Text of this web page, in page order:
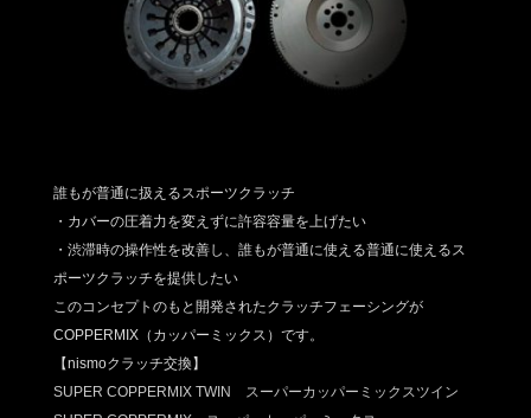
誰もが普通に扱えるスポーツクラッチ
・カバーの圧着力を変えずに許容容量を上げたい
・渋滞時の操作性を改善し、誰もが普通に使える普通に使えるス
ポーツクラッチを提供したい
このコンセプトのもと開発されたクラッチフェーシングが
COPPERMIX（カッパーミックス）です。
【nismoクラッチ交換】
SUPER COPPERMIX TWIN スーパーカッパーミックスツイン